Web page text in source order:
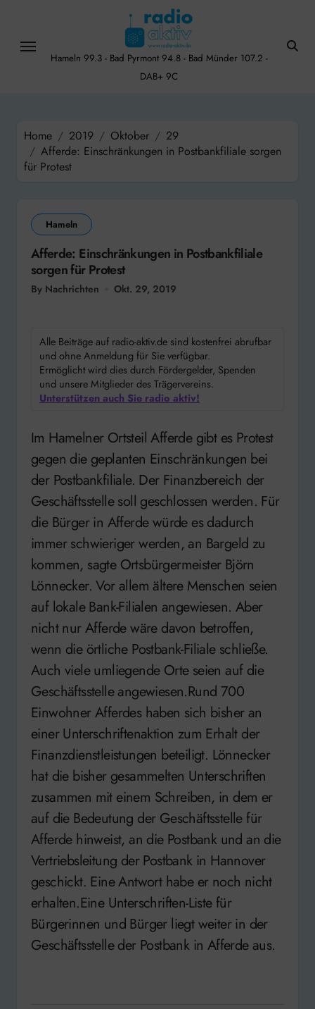
content
Hameln 99.3 - Bad Pyrmont 94.8 - Bad Münder 107.2 -
DAB+ 9C
Home 2019 Oktober
29
Afferde: Einschränkungen in Postbankfiliale sorgen
für Protest
Hameln
Afferde: Einschränkungen in Postbankfiliale
sorgen für Protest
By Nachrichten Okt. 29, 2019
Alle Beiträge auf radio-aktiv.de sind kostenfrei abrufbar
und ohne Anmeldung für Sie verfügbar.
Ermöglicht wird dies durch Fördergelder, Spenden
und unsere Mitglieder des Trägervereins.
Unterstützen auch Sie radio aktiv!
Im Hamelner Ortsteil Afferde gibt es Protest
gegen die geplanten Einschränkungen bei
der Postbankfiliale. Der Finanzbereich der
Geschäftsstelle soll geschlossen werden. Für
die Bürger in Afferde würde es dadurch
immer schwieriger werden, an Bargeld zu
kommen, sagte Ortsbürgermeister Björn
Lönnecker. Vor allem ältere Menschen seien
auf lokale Bank-Filialen angewiesen. Aber
nicht nur Afferde wäre davon betroffen,
wenn die örtliche Postbank-Filiale schließe.
Auch viele umliegende Orte seien auf die
Geschäftsstelle angewiesen.Rund 700
Einwohner Afferdes haben sich bisher an
einer Unterschriftenaktion zum Erhalt der
Finanzdienstleistungen beteiligt. Lönnecker
hat die bisher gesammelten Unterschriften
zusammen mit einem Schreiben, in dem er
auf die Bedeutung der Geschäftsstelle für
Afferde hinweist, an die Postbank und an die
Vertriebsleitung der Postbank in Hannover
geschickt. Eine Antwort habe er noch nicht
erhalten.Eine Unterschriften-Liste für
Bürgerinnen und Bürger liegt weiter in der
Geschäftsstelle der Postbank in Afferde aus.